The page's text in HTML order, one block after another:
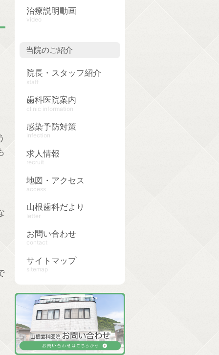
治療説明動画
video
当院のご紹介
院長・スタッフ紹介
staff
歯科医院案内
clinic information
感染予防対策
infection
求人情報
recruit
地図・アクセス
access
山根歯科だより
letter
お問い合わせ
contact
サイトマップ
sitemap